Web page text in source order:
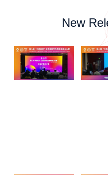
New